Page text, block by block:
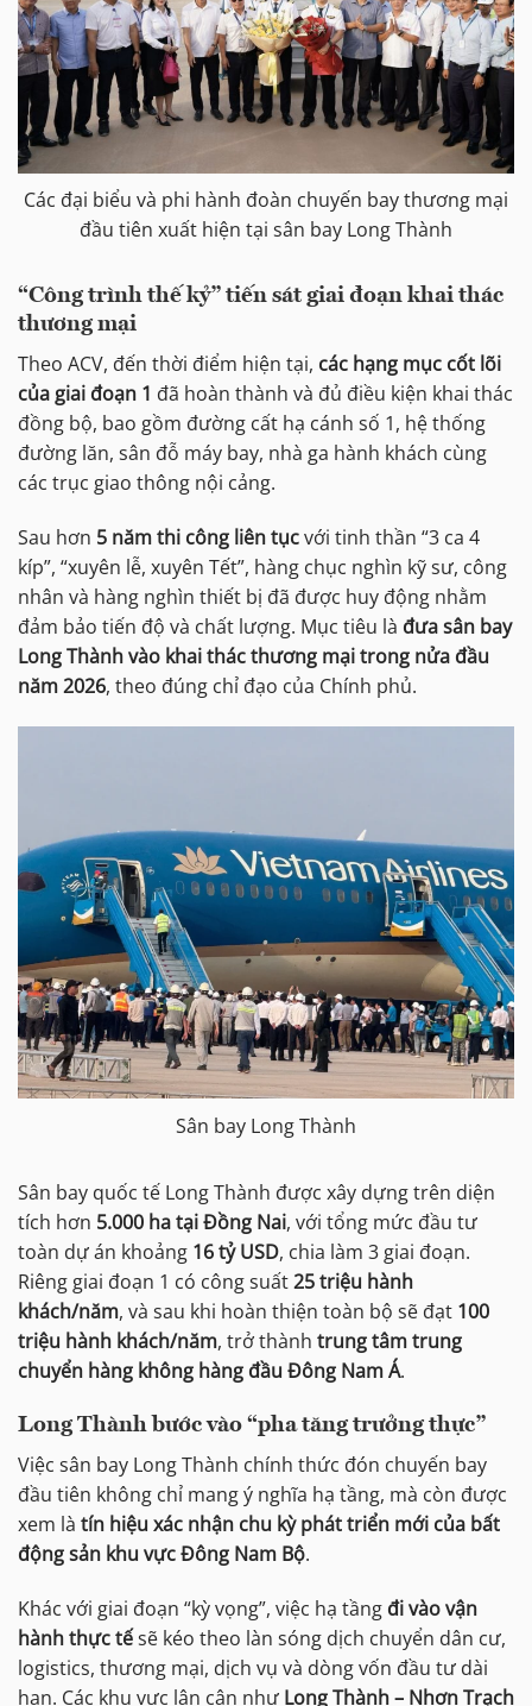
Các đại biểu và phi hành đoàn chuyến bay thương mại
đầu tiên xuất hiện tại sân bay Long Thành
“Công trình thế kỷ” tiến sát giai đoạn khai thác
thương mại
Theo ACV, đến thời điểm hiện tại, các hạng mục cốt lõi
của giai đoạn 1 đã hoàn thành và đủ điều kiện khai thác
đồng bộ, bao gồm đường cất hạ cánh số 1, hệ thống
đường lăn, sân đỗ máy bay, nhà ga hành khách cùng
các trục giao thông nội cảng.
Sau hơn 5 năm thi công liên tụcvới tinh thần “3 ca 4
kíp”, “xuyên lễ, xuyên Tết”, hàng chục nghìn kỹ sư, công
nhân và hàng nghìn thiết bị đã được huy động nhằm
đảm bảo tiến độ và chất lượng. Mục tiêu là đưa sân bay
Long Thành vào khai thác thương mại trong nửa đầu
năm 2026, theo đúng chỉ đạo của Chính phủ.
Sân bay Long Thành
Sân bay quốc tế Long Thành được xây dựng trên diện
tích hơn 5.000 ha tại Đồng Nai, với tổng mức đầu tư
toàn dự án khoảng 16 tỷ USD, chia làm 3 giai đoạn.
Riêng giai đoạn 1 có công suất25 triệu hành
khách/năm, và sau khi hoàn thiện toàn bộ sẽ đạt 100
triệu hành khách/năm, trở thành trung tâm trung
chuyển hàng không hàng đầu Đông Nam Á.
Long Thành bước vào “pha tăng trưởng thực”
Việc sân bay Long Thành chính thức đón chuyến bay
đầu tiên không chỉ mang ý nghĩa hạ tầng, mà còn được
xem là tín hiệu xác nhận chu kỳ phát triển mới của bất
động sản khu vực Đông Nam Bộ.
Khác với giai đoạn “kỳ vọng”, việc hạ tầng đi vào vận
hành thực tếsẽ kéo theo làn sóng dịch chuyển dân cư,
logistics, thương mại, dịch vụ và dòng vốn đầu tư dài
hạn. Các khu vực lân cận như Long Thành – Nhơn Trạch